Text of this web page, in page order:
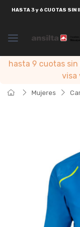
HASTA 3 y 6 CUOTAS SIN
hasta 9 cuotas
visa
Mujeres